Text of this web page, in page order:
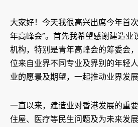
大家好！今天我很高兴出席今年首
年高峰会”。首先我希望感谢建造业
机构，特别是青年高峰会的筹委会
位来自业界不同专业及界别的年轻
业的愿景及期望，一起推动业界发展
一直以来，建造业对香港发展的重
住屋、医疗等民生问题及为未来发